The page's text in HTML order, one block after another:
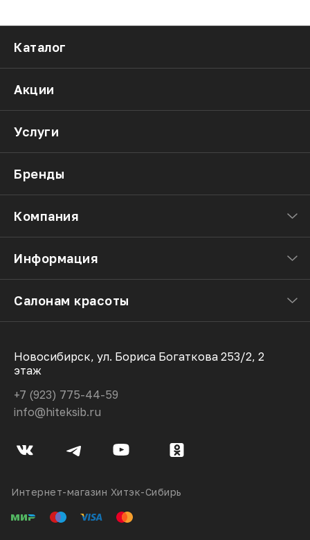
Каталог
Акции
Услуги
Бренды
Компания
Информация
Салонам красоты
Новосибирск, ул. Бориса Богаткова 253/2, 2
этаж
+7 (923) 775-44-59
info@hiteksib.ru
Интернет-магазин Хитэк-Сибирь